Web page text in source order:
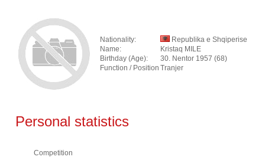
Nationality:
Republika e Shqiperise
Name:
Kristaq MILE
Birthday (Age):
30. Nentor 1957 (68)
Function / Position Tranjer
Personal statistics
Competition